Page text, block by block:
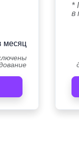
месяц
*
в